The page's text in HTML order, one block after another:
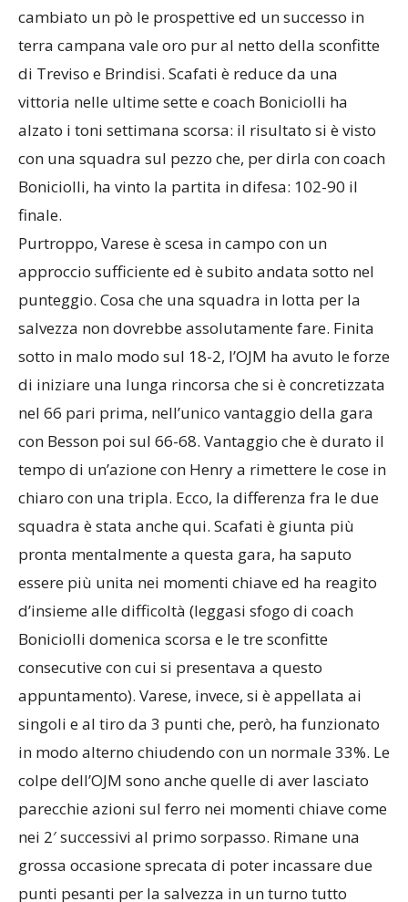
cambiato un pò le prospettive ed un successo in
terra campana vale oro pur al netto della sconfitte
di Treviso e Brindisi. Scafati è reduce da una
vittoria nelle ultime sette e coach Boniciolli ha
alzato i toni settimana scorsa: il risultato si è visto
con una squadra sul pezzo che, per dirla con coach
Boniciolli, ha vinto la partita in difesa: 102-90 il
finale.
Purtroppo, Varese è scesa in campo con un
approccio sufficiente ed è subito andata sotto nel
punteggio. Cosa che una squadra in lotta per la
salvezza non dovrebbe assolutamente fare. Finita
sotto in malo modo sul 18-2, l’OJM ha avuto le forze
di iniziare una lunga rincorsa che si è concretizzata
nel 66 pari prima, nell’unico vantaggio della gara
con Besson poi sul 66-68. Vantaggio che è durato il
tempo di un’azione con Henry a rimettere le cose in
chiaro con una tripla. Ecco, la differenza fra le due
squadra è stata anche qui. Scafati è giunta più
pronta mentalmente a questa gara, ha saputo
essere più unita nei momenti chiave ed ha reagito
d’insieme alle difficoltà (leggasi sfogo di coach
Boniciolli domenica scorsa e le tre sconfitte
consecutive con cui si presentava a questo
appuntamento). Varese, invece, si è appellata ai
singoli e al tiro da 3 punti che, però, ha funzionato
in modo alterno chiudendo con un normale 33%. Le
colpe dell’OJM sono anche quelle di aver lasciato
parecchie azioni sul ferro nei momenti chiave come
nei 2′ successivi al primo sorpasso. Rimane una
grossa occasione sprecata di poter incassare due
punti pesanti per la salvezza in un turno tutto